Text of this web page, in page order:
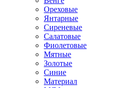
Ореховые
Янтарные
Сиреневые
Салатовые
Фиолетовые
Мятные
Золотые
Синие
Материал